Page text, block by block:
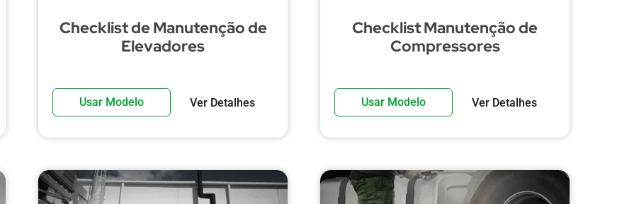
Checklist de Manutenção de
Elevadores
Usar Modelo Ver Detalhes
Checklist Manutenção de
Compressores
Usar Modelo Ver Detalhes